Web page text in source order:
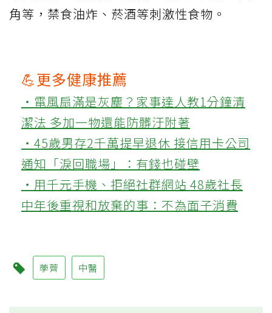
角等，禁食油炸、菸酒等刺激性食物。
💪更多健康推薦
‧電風扇滿是灰塵？家事達人教1分鐘清
潔法 多加一物還能防髒汙附著
‧45歲男存2千萬提早退休 接信用卡公司
通知「淚回職場」：有錢也碰壁
‧用千元手機、拒絕社群網站 48歲社長
中年後重視和放棄的事：不為面子消費
荸薺 中醫